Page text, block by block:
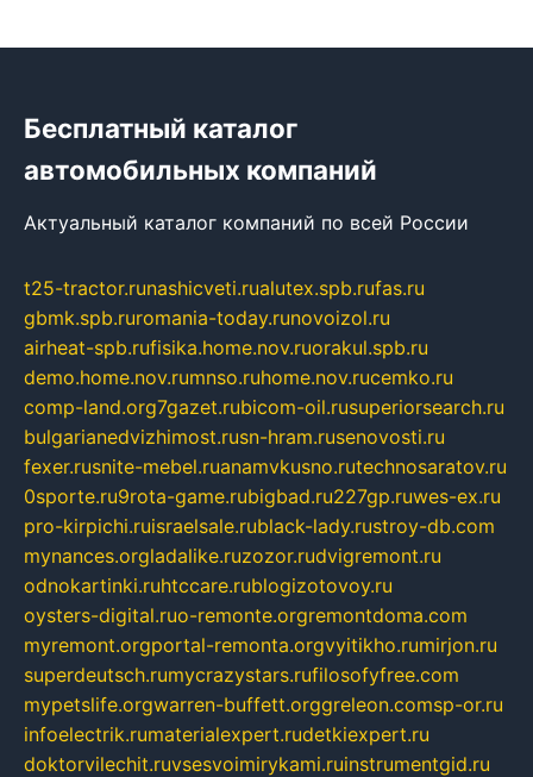
Бесплатный каталог
автомобильных компаний
Актуальный каталог компаний по всей России
t25-tractor.runashicveti.rualutex.spb.rufas.ru
gbmk.spb.ruromania-today.runovoizol.ru
airheat-spb.rufisika.home.nov.ruorakul.spb.ru
demo.home.nov.rumnso.ruhome.nov.rucemko.ru
comp-land.org7gazet.rubicom-oil.rusuperiorsearch.ru
bulgarianedvizhimost.rusn-hram.rusenovosti.ru
fexer.rusnite-mebel.ruanamvkusno.rutechnosaratov.ru
0sporte.ru9rota-game.rubigbad.ru227gp.ruwes-ex.ru
pro-kirpichi.ruisraelsale.rublack-lady.rustroy-db.com
mynances.orgladalike.ruzozor.rudvigremont.ru
odnokartinki.ruhtccare.rublogizotovoy.ru
oysters-digital.ruo-remonte.orgremontdoma.com
myremont.orgportal-remonta.orgvyitikho.rumirjon.ru
superdeutsch.rumycrazystars.rufilosofyfree.com
mypetslife.orgwarren-buffett.orggreleon.comsp-or.ru
infoelectrik.rumaterialexpert.rudetkiexpert.ru
doktorvilechit.ruvsesvoimirykami.ruinstrumentgid.ru